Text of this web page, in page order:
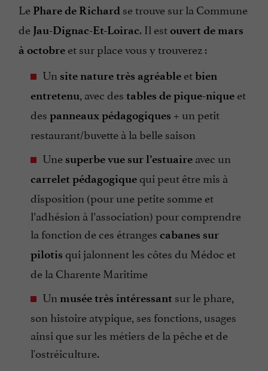
Le Phare de Richard se trouve sur la Commune
de Jau-Dignac-Et-Loirac. Il estouvert de mars
à octobre et sur place vous y trouverez :
Un site nature très agréable etbien
entretenu, avec des tables de pique-nique et
des panneaux pédagogiques + un petit
restaurant/buvette à la belle saison
Une superbe vue sur l’estuaire avec un
carrelet pédagogiquequi peut être mis à
disposition (pour une petite somme et
l’adhésion à l’association) pour comprendre
la fonction de ces étranges cabanes sur
pilotis qui jalonnent les côtes du Médoc et
de la Charente Maritime
Un musée très intéressant sur le phare,
son histoire atypique, ses fonctions, usages
ainsi que sur les métiers de la pêche et de
l'ostréiculture.